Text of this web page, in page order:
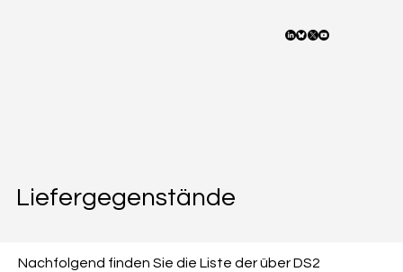
Liefergegenstände
Nachfolgend finden Sie die Liste der über DS2